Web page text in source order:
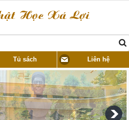
Tủ sách Liên hệ